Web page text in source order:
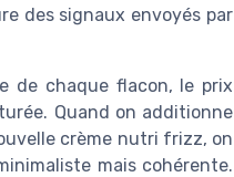
des signaux envoyés par
de chaque flacon, le prix
Quand on additionne
crème nutri frizz, on
mais cohérente.